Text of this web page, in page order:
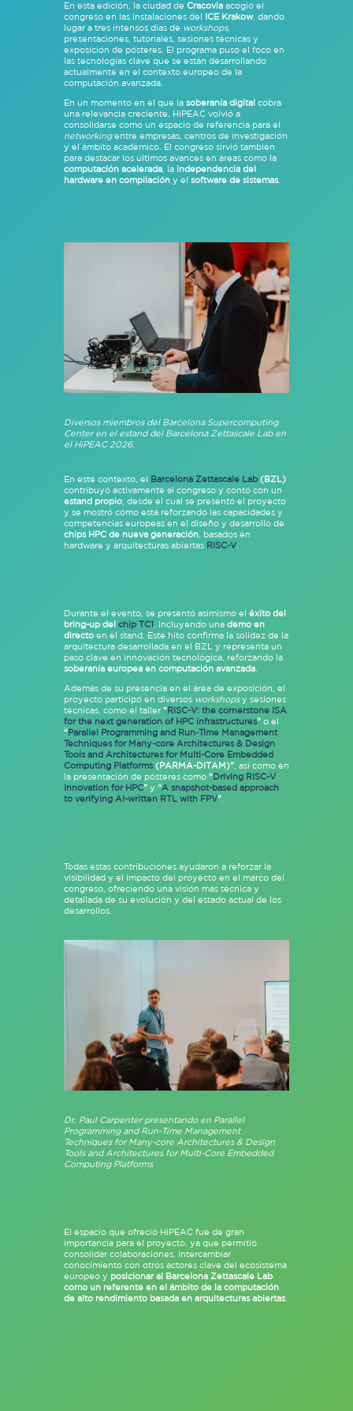
En esta edición, la ciudad de Cracoviaacogió el
congreso en las instalaciones del ICE Krakow, dando
lugar a tres intensos días de workshops,
presentaciones, tutoriales, sesiones técnicas y
exposición de pósteres. El programa puso el foco en
las tecnologías clave que se están desarrollando
actualmente en el contexto europeo de la
computación avanzada.
En un momento en el que la soberanía digitalcobra
una relevancia creciente, HiPEAC volvió a
consolidarse como un espacio de referencia para el
networkingentre empresas, centros de investigación
y el ámbito académico. El congreso sirvió también
para destacar los últimos avances en áreas como la
computación acelerada, la independencia del
hardware en compilacióny el software de sistemas.
Diversos miembros del Barcelona Supercomputing
Center en el estand del Barcelona Zettascale Lab en
el HiPEAC 2026.
En este contexto, el Barcelona Zettascale Lab(BZL)
contribuyó activamente al congreso y contó con un
estand propio, desde el cual se presentó el proyecto
y se mostró cómo está reforzando las capacidades y
competencias europeas en el diseño y desarrollo de
chips HPC de nueva generación, basados en
hardware y arquitecturas abiertas RISC-V.
Durante el evento, se presentó asimismo el éxito del
bring-up del chip TC1 , incluyendo una demo en
directo en el stand. Este hito confirma la solidez de la
arquitectura desarrollada en el BZL y representa un
paso clave en innovación tecnológica, reforzando la
soberanía europea en computación avanzada.
Además de su presencia en el área de exposición, el
proyecto participó en diversos workshopsy sesiones
técnicas, como el taller “RISC-V: the cornerstone ISA
for the next generation of HPC infrastructures” o el
“Parallel Programming and Run-Time Management
Techniques for Many-core Architectures & Design
Tools and Architectures for Multi-Core Embedded
Computing Platforms(PARMA-DITAM)”, así como en
la presentación de pósteres como “Driving RISC-V
Innovation for HPC”y “A snapshot-based approach
to verifying AI-written RTL with FPV”.
Todas estas contribuciones ayudaron a reforzar la
visibilidad y el impacto del proyecto en el marco del
congreso, ofreciendo una visión más técnica y
detallada de su evolución y del estado actual de los
desarrollos.
Dr. Paul Carpenter presentando en Parallel
Programming and Run-Time Management
Techniques for Many-core Architectures & Design
Tools and Architectures for Multi-Core Embedded
Computing Platforms
El espacio que ofreció HiPEAC fue de gran
importancia para el proyecto, ya que permitió
consolidar colaboraciones, intercambiar
conocimiento con otros actores clave del ecosistema
europeo y posicionar al Barcelona Zettascale Lab
como un referente en el ámbito de la computación
de alto rendimiento basada en arquitecturas abiertas.